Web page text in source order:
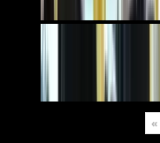
«